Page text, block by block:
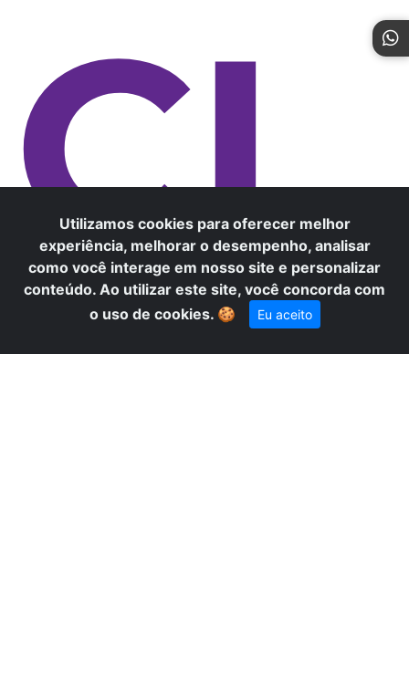
CI
A
Utilizamos cookies para oferecer melhor
experiência, melhorar o desempenho, analisar
como você interage em nosso site e personalizar
conteúdo. Ao utilizar este site, você concorda com
o uso de cookies. 🍪 Eu aceito
Precisa de ajuda? Fale conosco
pelo WhatsApp!
×